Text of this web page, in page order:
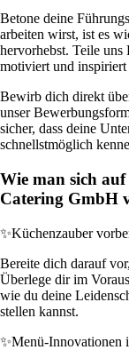
Betone deine
arbeiten wirst, ist es
hervorhebst. Teile
motiviert und inspiriert
Bewirb dich direkt
unser
sicher, dass deine
schnellstmöglich
Wie man sich auf
Catering GmbH
✨Küchenzauber
Bereite dich darauf
Überlege dir im
wie du deine
stellen kannst.
✨Menü-Innovationen